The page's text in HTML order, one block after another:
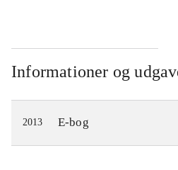
Informationer og
2013 E-bog